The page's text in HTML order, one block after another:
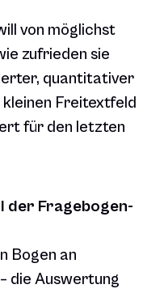
von möglichst
zufrieden sie
quantitativer
Freitextfeld
für den letzten
der Fragebogen-
Bogen an
die Auswertung